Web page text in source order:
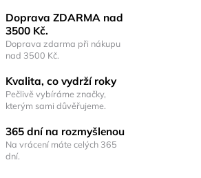
Doprava ZDARMA nad
3500 Kč.
Doprava zdarma při nákupu
nad 3500 Kč.
Kvalita, co vydrží roky
Pečlivě vybíráme značky,
kterým sami důvěřujeme.
365 dní na rozmyšlenou
Na vrácení máte celých 365
dní.